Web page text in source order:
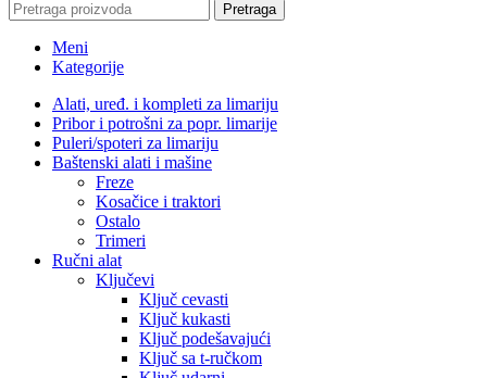
Pretraga
Meni
Kategorije
Alati, uređ. i kompleti za limariju
Pribor i potrošni za popr. limarije
Puleri/spoteri za limariju
Baštenski alati i mašine
Freze
Kosačice i traktori
Ostalo
Trimeri
Ručni alat
Ključevi
Ključ cevasti
Ključ kukasti
Ključ podešavajući
Ključ sa t-ručkom